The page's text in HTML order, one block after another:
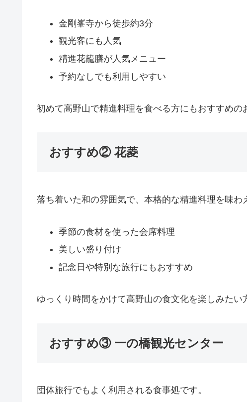
金剛峯寺から徒歩約3分
観光客にも人気
精進花籠膳が人気メニュー
予約なしでも利用しやすい
初めて高野山で精進料理を食べる方にもおすすめの
おすすめ② 花菱
落ち着いた和の雰囲気で、本格的な精進料理を味わ
季節の食材を使った会席料理
美しい盛り付け
記念日や特別な旅行にもおすすめ
ゆっくり時間をかけて高野山の食文化を楽しみたい
おすすめ③ 一の橋観光センター
団体旅行でもよく利用される食事処です。